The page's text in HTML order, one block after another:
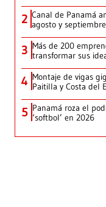
2 Canal de Panamá
agosto y septiembre
3 Más de 200
transformar sus
4 Montaje de vigas
Paitilla y Costa del
5 Panamá roza el
‘softbol’ en 2026